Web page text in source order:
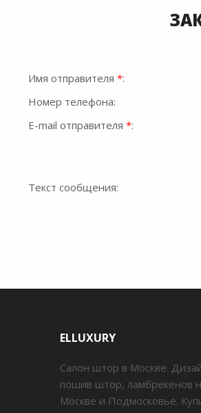
Имя отправителя *:
Номер телефона:
E-mail отправителя *:
Текст сообщения:
ELLUXURY
Салон штор в Москве.
пошив штор, ламбрекенов
Москве и Подмосковье.